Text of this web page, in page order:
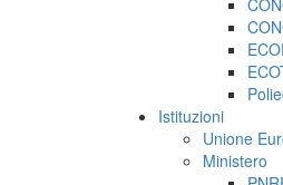
Istituzioni
Unione
Ministero